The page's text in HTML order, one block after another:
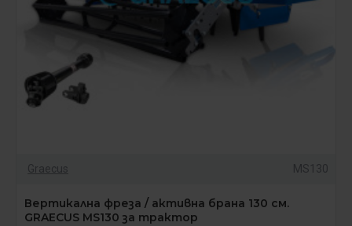
Graecus MS130
Вертикална фреза / активна брана 130 см.
GRAECUS MS130 за трактор